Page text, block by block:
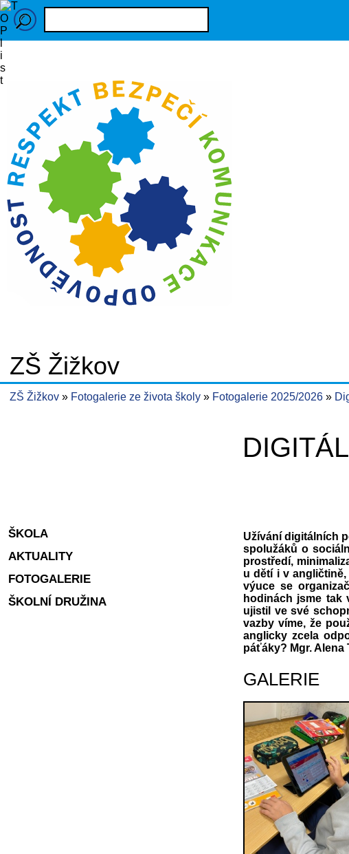
ZŠ Žižkov
ZŠ Žižkov Fotogalerie ze života školy Fotogalerie 2025/2026
Užívání digitálních
spolužáků o
prostředí,
u dětí i v
výuce se
hodinách jsme tak
ujistil ve své
vazby víme, že
anglicky zcela
páťáky? Mgr. Alena
GALERIE
ŠKOLA
AKTUALITY
FOTOGALERIE
ŠKOLNÍ DRUŽINA